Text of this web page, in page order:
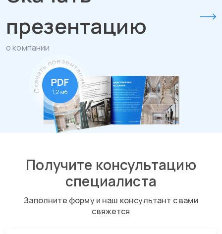
презентацию
о компании
Получите консультацию
специалиста
Заполните форму и наш консультант с вами
свяжется